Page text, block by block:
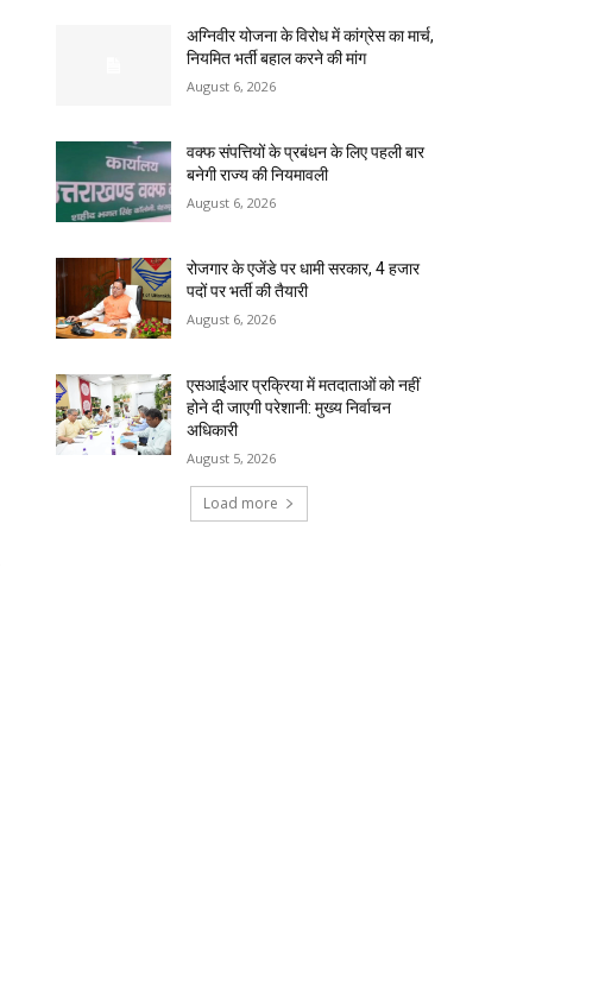
अग्निवीर योजना के विरोध में कांग्रेस का मार्च,
नियमित भर्ती बहाल करने की मांग
August 6, 2026
वक्फ संपत्तियों के प्रबंधन के लिए पहली बार
बनेगी राज्य की नियमावली
August 6, 2026
रोजगार के एजेंडे पर धामी सरकार, 4 हजार
पदों पर भर्ती की तैयारी
August 6, 2026
एसआईआर प्रक्रिया में मतदाताओं को नहीं
होने दी जाएगी परेशानी: मुख्य निर्वाचन
अधिकारी
August 5, 2026
Load more